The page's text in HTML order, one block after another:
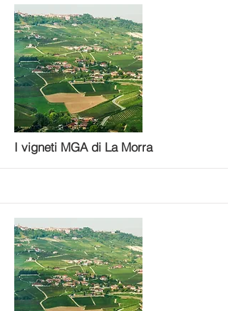
More
I vigneti MGA di La Morra